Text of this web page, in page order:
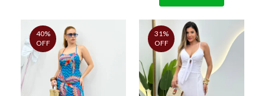
40%
OFF
31%
OFF